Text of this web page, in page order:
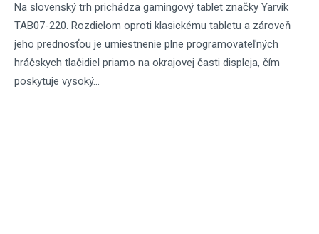
Na slovenský trh prichádza gamingový tablet značky Yarvik
TAB07-220. Rozdielom oproti klasickému tabletu a zároveň
jeho prednosťou je umiestnenie plne programovateľných
hráčskych tlačidiel priamo na okrajovej časti displeja, čím
poskytuje vysoký...